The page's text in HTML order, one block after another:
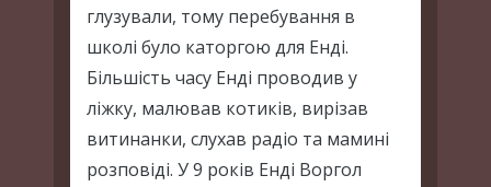
глузували, тому перебування в
школі було каторгою для Енді.
Більшість часу Енді проводив у
ліжку, малював котиків, вирізав
витинанки, слухав радіо та мамині
розповіді. У 9 років Енді Воргол